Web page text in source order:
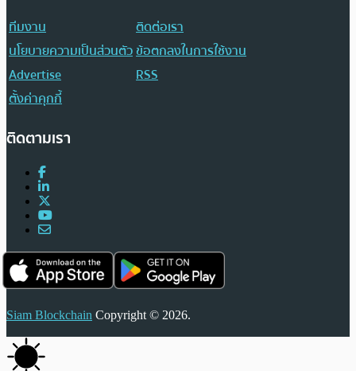
ทีมงาน
ติดต่อเรา
นโยบายความเป็นส่วนตัวข้อตกลงในการใช้งาน
Advertise
RSS
ตั้งค่าคุกกี้
ติดตามเรา
Siam Blockchain Copyright © 2026.